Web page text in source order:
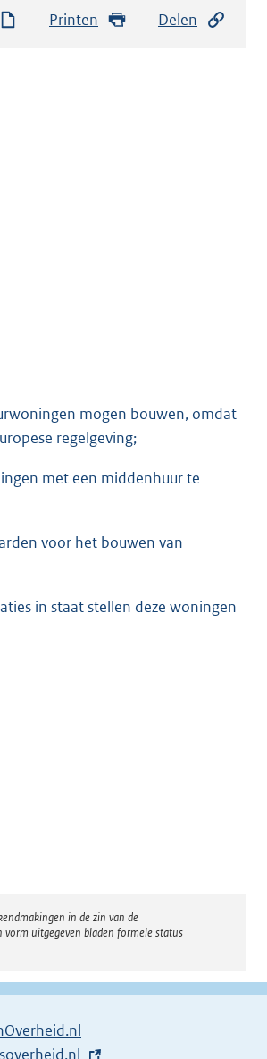
Printen Delen
mogen bouwen, omdat
regelgeving;
met een middenhuur te
voor het bouwen van
in staat stellen deze woningen
in de zin van de
uitgegeven bladen formele status